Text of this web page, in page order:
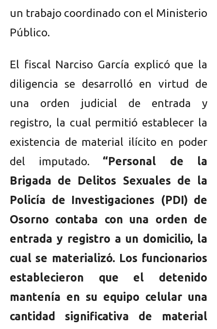
un trabajo coordinado con el Ministerio
Público.
El fiscal Narciso García explicó que la
diligencia se desarrolló en virtud de
una orden judicial de entrada y
registro, la cual permitió establecer la
existencia de material ilícito en poder
del imputado. “Personal de la
Brigada de Delitos Sexuales de la
Policía de Investigaciones (PDI) de
Osorno contaba con una orden de
entrada y registro a un domicilio, la
cual se materializó. Los funcionarios
establecieron que el detenido
mantenía en su equipo celular una
cantidad significativa de material